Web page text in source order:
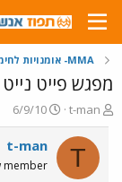
MMA- אומנויות לחימה משולבות
מפגש פייט נייט 22
פ
ו
ת
ח
ה
t-man
פ
ו
ר
ם
6/9/10
T
t-man
member